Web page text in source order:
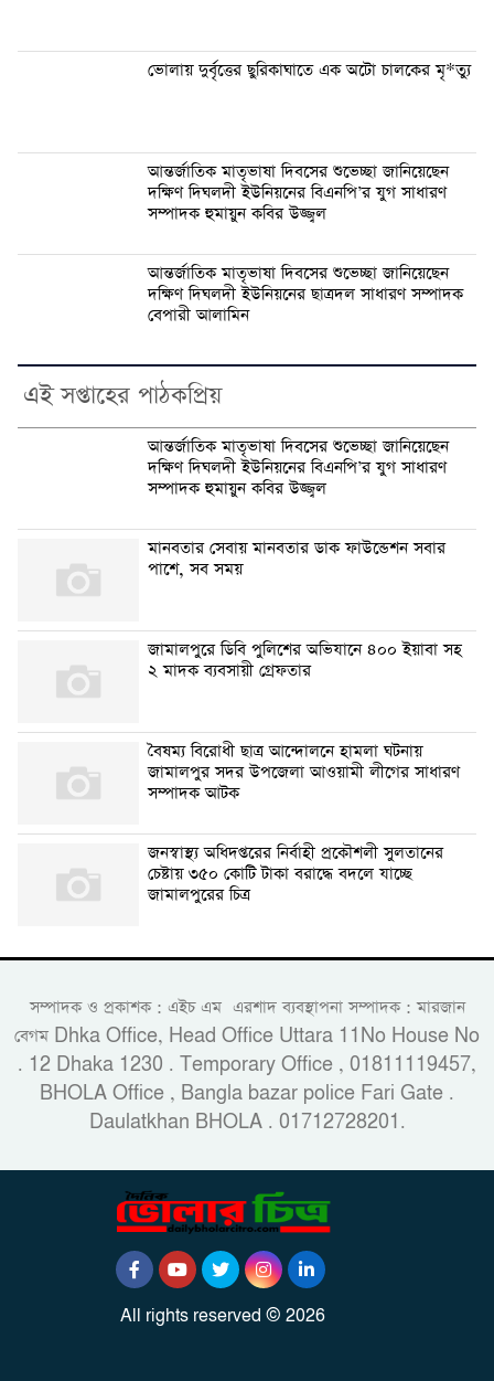
ভোলায় দুর্বৃত্তের ছুরিকাঘাতে এক অটো চালকের মৃ*ত্যু
আন্তর্জাতিক মাতৃভাষা দিবসের শুভেচ্ছা জানিয়েছেন
দক্ষিণ দিঘলদী ইউনিয়নের বিএনপি’র যুগ সাধারণ
সম্পাদক হুমায়ুন কবির উজ্জ্বল
আন্তর্জাতিক মাতৃভাষা দিবসের শুভেচ্ছা জানিয়েছেন
দক্ষিণ দিঘলদী ইউনিয়নের ছাত্রদল সাধারণ সম্পাদক
বেপারী আলামিন
এই সপ্তাহের পাঠকপ্রিয়
আন্তর্জাতিক মাতৃভাষা দিবসের শুভেচ্ছা জানিয়েছেন
দক্ষিণ দিঘলদী ইউনিয়নের বিএনপি’র যুগ সাধারণ
সম্পাদক হুমায়ুন কবির উজ্জ্বল
মানবতার সেবায় মানবতার ডাক ফাউন্ডেশন সবার
পাশে, সব সময়
জামালপুরে ডিবি পুলিশের অভিযানে ৪০০ ইয়াবা সহ
২ মাদক ব্যবসায়ী গ্রেফতার
বৈষম্য বিরোধী ছাত্র আন্দোলনে হামলা ঘটনায়
জামালপুর সদর উপজেলা আওয়ামী লীগের সাধারণ
সম্পাদক আটক
জনস্বাস্থ্য অধিদপ্তরের নির্বাহী প্রকৌশলী সুলতানের
চেষ্টায় ৩৫০ কোটি টাকা বরাদ্ধে বদলে যাচ্ছে
জামালপুরের চিত্র
সম্পাদক ও প্রকাশক : এইচ এম এরশাদ ব্যবস্থাপনা সম্পাদক : মারজান
বেগম Dhka Office, Head Office Uttara 11No House No
. 12 Dhaka 1230 . Temporary Office , 01811119457,
BHOLA Office , Bangla bazar police Fari Gate .
Daulatkhan BHOLA . 01712728201.
All rights reserved © 2026